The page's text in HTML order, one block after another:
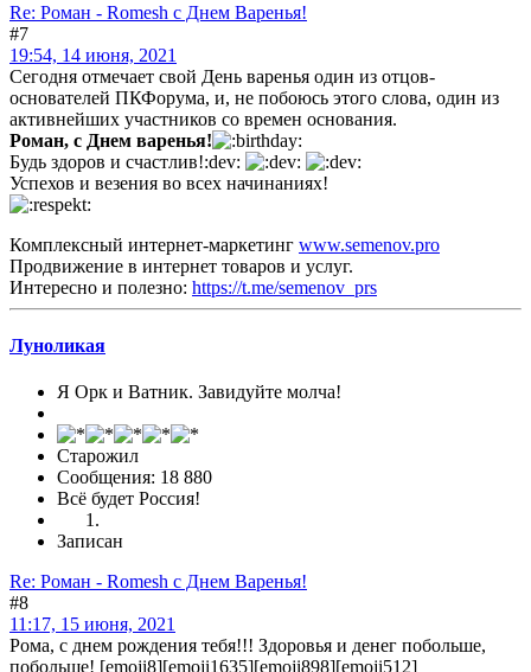
Re: Роман - Romesh с Днем Варенья!
#7
19:54, 14 июня, 2021
Сегодня отмечает свой День варенья один из отцов-
основателей ПКФорума, и, не побоюсь этого слова, один из
активнейших участников со времен основания.
Роман, с Днем варенья!
Будь здоров и счастлив!:dev:
Успехов и везения во всех начинаниях!
Комплексный интернет-маркетинг www.semenov.pro
Продвижение в интернет товаров и услуг.
Интересно и полезно: https://t.me/semenov_prs
Луноликая
Я Орк и Ватник. Завидуйте молча!
Старожил
Сообщения: 18 880
Всё будет Россия!
Записан
Re: Роман - Romesh с Днем Варенья!
#8
11:17, 15 июня, 2021
Рома, с днем рождения тебя!!! Здоровья и денег побольше,
побольше! [emoji8][emoji1635][emoji898][emoji512]